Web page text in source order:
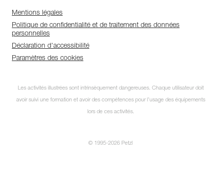
Mentions légales
Politique de confidentialité et de traitement des données
personnelles
Déclaration d'accessibilité
Paramètres des cookies
Les activités illustrées sont intrinsèquement dangereuses. Chaque utilisateur doit
avoir suivi une formation et avoir des compétences pour l’usage des équipements
lors de ces activités.
© 1995-2026 Petzl